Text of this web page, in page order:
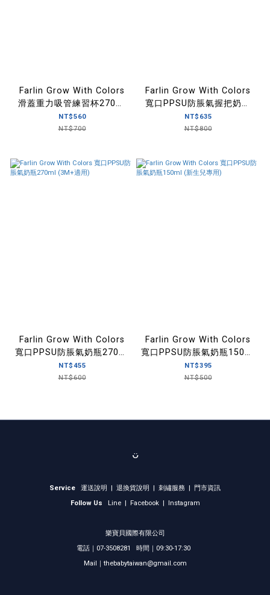
Farlin Grow With Colors
滑蓋重力吸管練習杯270ml
(6M+適用)
NT$560
NT$700
Farlin Grow With Colors
寬口PPSU防脹氣握把奶瓶
270ml (附重力球吸管
6M+適用)
NT$635
NT$800
Farlin Grow With Colors
寬口PPSU防脹氣奶瓶270ml
(3M+適用)
NT$455
NT$600
Farlin Grow With Colors
寬口PPSU防脹氣奶瓶150ml
(新生兒專用)
NT$395
NT$500
ᴗ̈
Service 運送說明 退換貨說明 刺繡服務
門市資訊
Follow Us
Line| Facebook| Instagram
樂寶貝國際有限公司
電話｜07-3508281 時間｜09:30-17:30
Mail｜thebabytaiwan@gmail.com